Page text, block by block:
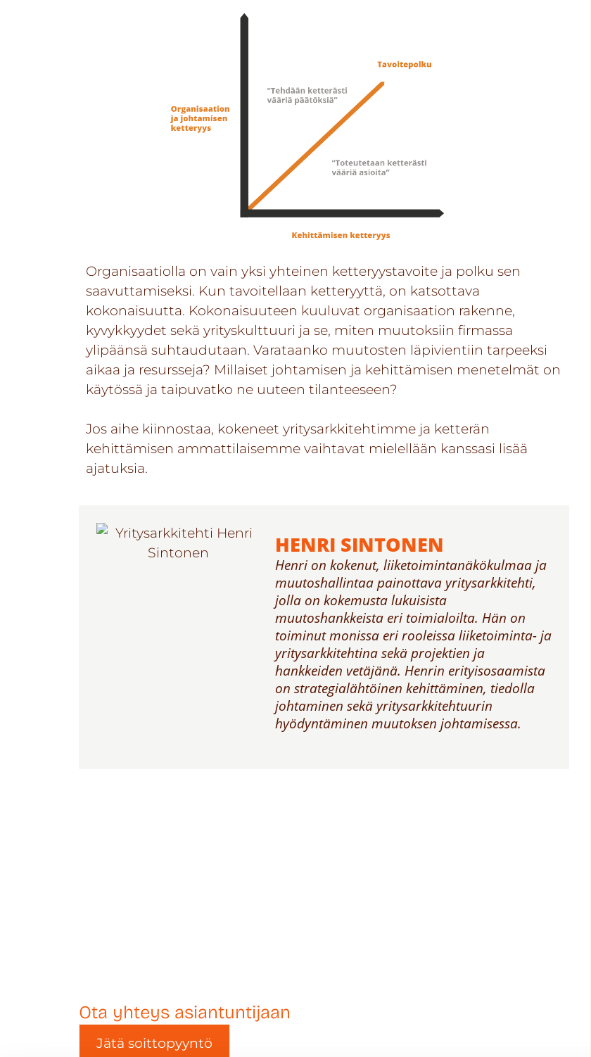
Organisaatiolla on vain yksi yhteinen ketteryystavoite ja polku sen
saavuttamiseksi. Kun tavoitellaan ketteryyttä, on katsottava
kokonaisuutta. Kokonaisuuteen kuuluvat organisaation rakenne,
kyvykkyydet sekä yrityskulttuuri ja se, miten muutoksiin firmassa
ylipäänsä suhtaudutaan. Varataanko muutosten läpivientiin tarpeeksi
aikaa ja resursseja? Millaiset johtamisen ja kehittämisen menetelmät on
käytössä ja taipuvatko ne uuteen tilanteeseen?
Jos aihe kiinnostaa, kokeneet yritysarkkitehtimme ja ketterän
kehittämisen ammattilaisemme vaihtavat mielellään kanssasi lisää
ajatuksia.
HENRI SINTONEN
Henri on kokenut, liiketoimintanäkökulmaa ja
muutoshallintaa painottava yritysarkkitehti,
jolla on kokemusta lukuisista
muutoshankkeista eri toimialoilta. Hän on
toiminut monissa eri rooleissa liiketoiminta- ja
yritysarkkitehtina sekä projektien ja
hankkeiden vetäjänä. Henrin erityisosaamista
on strategialähtöinen kehittäminen, tiedolla
johtaminen sekä yritysarkkitehtuurin
hyödyntäminen muutoksen johtamisessa.
Ota yhteys asiantuntijaan
Jätä soittopyyntö